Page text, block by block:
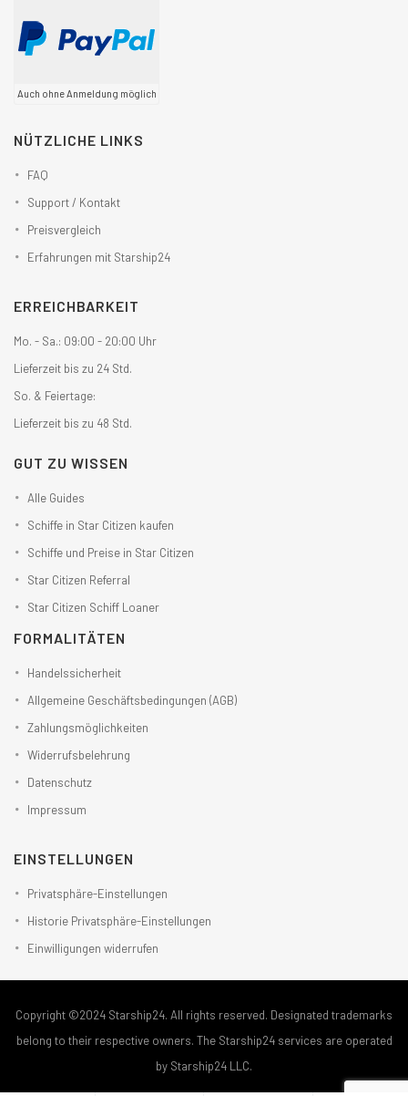
Auch ohne Anmeldung möglich
NÜTZLICHE LINKS
FAQ
Support / Kontakt
Preisvergleich
Erfahrungen mit Starship24
ERREICHBARKEIT
Mo. - Sa.: 09:00 - 20:00 Uhr
Lieferzeit bis zu 24 Std.
So. & Feiertage:
Lieferzeit bis zu 48 Std.
GUT ZU WISSEN
Alle Guides
Schiffe in Star Citizen kaufen
Schiffe und Preise in Star Citizen
Star Citizen Referral
Star Citizen Schiff Loaner
FORMALITÄTEN
Handelssicherheit
Allgemeine Geschäftsbedingungen (AGB)
Zahlungsmöglichkeiten
Widerrufsbelehrung
Datenschutz
Impressum
EINSTELLUNGEN
Privatsphäre-Einstellungen
Historie Privatsphäre-Einstellungen
Einwilligungen widerrufen
Copyright ©2024 Starship24. All rights reserved. Designated trademarks
belong to their respective owners. The Starship24 services are operated
by Starship24 LLC.